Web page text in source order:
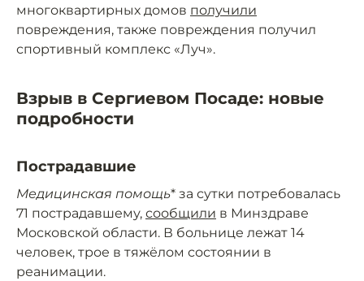
многоквартирных домов получили
повреждения, также повреждения получил
спортивный комплекс «Луч».
Взрыв в Сергиевом Посаде: новые
подробности
Пострадавшие
Медицинская помощь* за сутки потребовалась
71 пострадавшему, сообщили в Минздраве
Московской области. В больнице лежат 14
человек, трое в тяжёлом состоянии в
реанимации.